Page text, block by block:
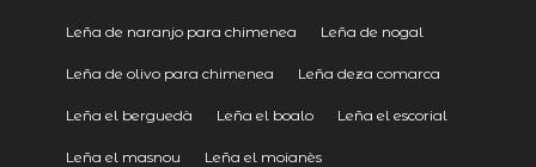
Leña de naranjo para chimenea Leña de nogal
Leña de olivo para chimenea Leña deza comarca
Leña el berguedà Leña el boalo Leña el escorial
Leña el masnou Leña el moianès